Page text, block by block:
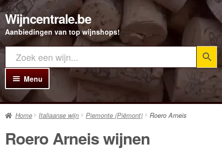
Ga
door
naar
navigatie
Ga
direct
naar
inhoud
Wijncentrale.be
Aanbiedingen van top wijnshops!
Menu
Home
Alle Wijnen
Rode wijn
Home Italiaanse wijn Piemonte (Piëmont) Roero Arneis
Roero Arneis wijnen